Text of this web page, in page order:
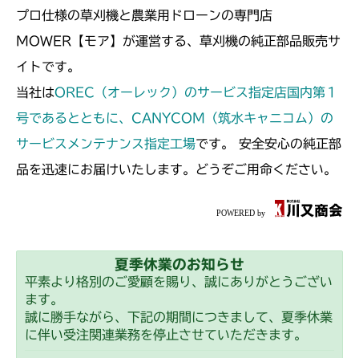
CHST 補修部品 FIG2 NO.3635～
本体 FIG21 刈刃ブレーキ
CMX224
本体 FIG33 4WD切替
本体 FIG30 デフロック
本体 FIG31 4WD切替
CMX251
本体 FIG31 4WD切替
本体 FIG30 デフロック
CMX2202YC
本体 FIG39 デフロック
本体 FIG40 4WD切替
CMX2202YCV/YCS
プロ仕様の草刈機と農業用ドローンの専門店
MOWER【モア】が運営する、草刈機の純正部品販売サ
イトです。
当社はOREC（オーレック）のサービス指定店国内第１
号であるとともに、CANYCOM（筑水キャニコム）の
サービスメンテナンス指定工場です。 安全安心の純正部
品を迅速にお届けいたします。どうぞご用命ください。
夏季休業のお知らせ
平素より格別のご愛顧を賜り、誠にありがとうござい
ます。
誠に勝手ながら、下記の期間につきまして、夏季休業
に伴い受注関連業務を停止させていただきます。